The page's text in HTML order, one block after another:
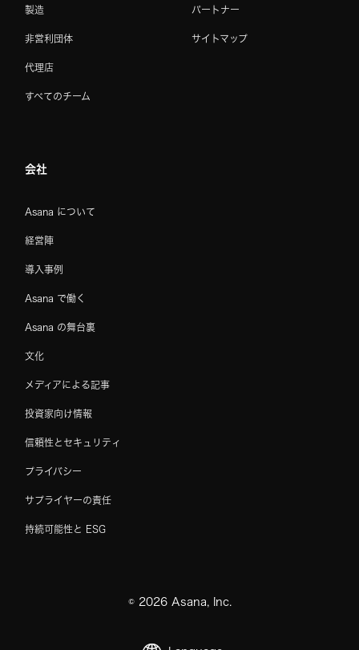
製造
非営利団体
代理店
すべてのチーム
パートナー
サイトマップ
会社
Asana について
経営陣
導入事例
Asana で働く
Asana の舞台裏
文化
メディアによる記事
投資家向け情報
信頼性とセキュリティ
プライバシー
サプライヤーの責任
持続可能性と ESG
© 2026Asana, Inc.